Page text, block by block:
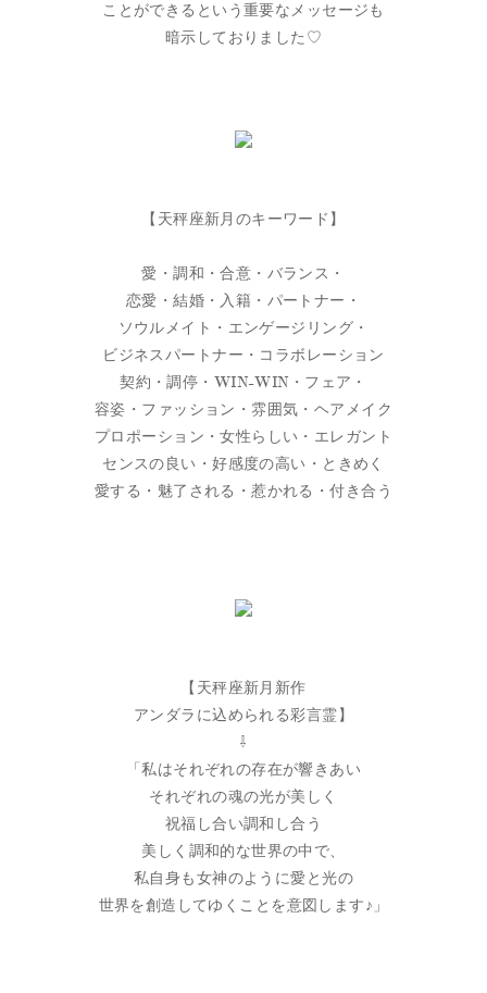
ことができるという重要なメッセージも
暗示しておりました♡
【天秤座新月のキーワード】
愛・調和・合意・バランス・
恋愛・結婚・入籍・パートナー・
ソウルメイト・エンゲージリング・
ビジネスパートナー・コラボレーション
契約・調停・WIN-WIN・フェア・
容姿・ファッション・雰囲気・ヘアメイク
プロポーション・女性らしい・エレガント
センスの良い・好感度の高い・ときめく
愛する・魅了される・惹かれる・付き合う
【天秤座新月新作
アンダラに込められる彩言霊】
⇩
「私はそれぞれの存在が響きあい
それぞれの魂の光が美しく
祝福し合い調和し合う
美しく調和的な世界の中で、
私自身も女神のように愛と光の
世界を創造してゆくことを意図します♪」